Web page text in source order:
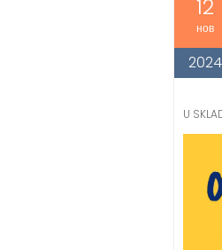
12
нов
2024
U